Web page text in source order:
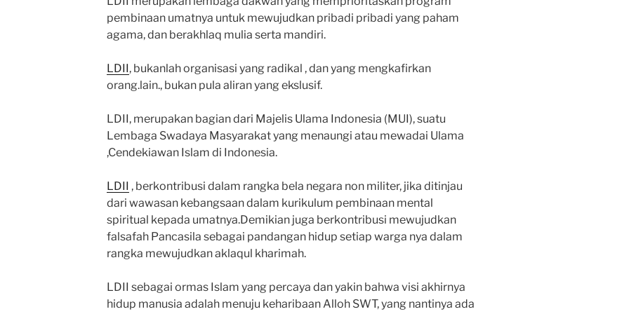
pembinaan umatnya untuk mewujudkan pribadi pribadi yang paham
agama, dan berakhlaq mulia serta mandiri.
LDII, bukanlah organisasi yang radikal , dan yang mengkafirkan
orang.lain., bukan pula aliran yang ekslusif.
LDII, merupakan bagian dari Majelis Ulama Indonesia (MUI), suatu
Lembaga Swadaya Masyarakat yang menaungi atau mewadai Ulama
,Cendekiawan Islam di Indonesia.
LDII , berkontribusi dalam rangka bela negara non militer, jika ditinjau
dari wawasan kebangsaan dalam kurikulum pembinaan mental
spiritual kepada umatnya.Demikian juga berkontribusi mewujudkan
falsafah Pancasila sebagai pandangan hidup setiap warga nya dalam
rangka mewujudkan aklaqul kharimah.
LDII sebagai ormas Islam yang percaya dan yakin bahwa visi akhirnya
hidup manusia adalah menuju keharibaan Alloh SWT, yang nantinya ada